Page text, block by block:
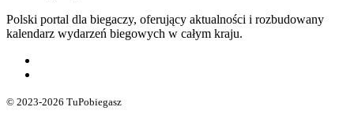
Polski portal dla biegaczy, oferujący aktualności i rozbudowany
kalendarz wydarzeń biegowych w całym kraju.
© 2023-2026 TuPobiegasz